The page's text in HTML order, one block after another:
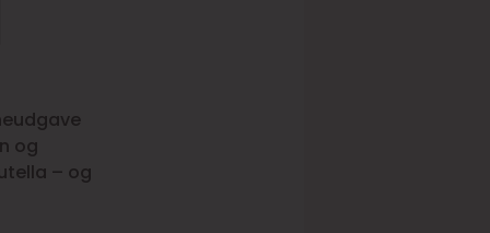
og
– og